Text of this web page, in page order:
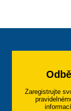
Zaregistrujte